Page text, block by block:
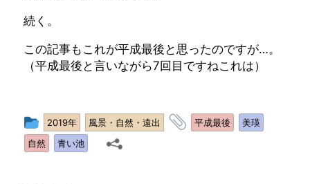
続く。
この記事もこれが平成最後と思ったのですが…。
（平成最後と言いながら7回目ですねこれは）
投
稿
グ
2019年 風景・自然・遠出
タ
平成最後
美瑛
自然
青い池